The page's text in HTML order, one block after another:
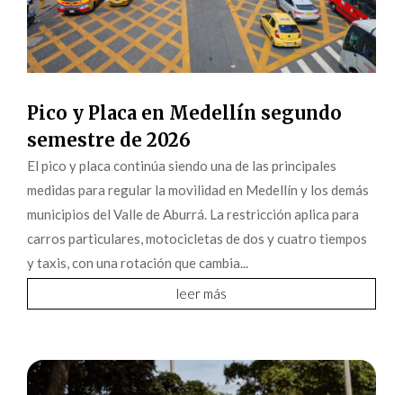
Pico y Placa en Medellín segundo
semestre de 2026
El pico y placa continúa siendo una de las principales
medidas para regular la movilidad en Medellín y los demás
municipios del Valle de Aburrá. La restricción aplica para
carros particulares, motocicletas de dos y cuatro tiempos
y taxis, con una rotación que cambia...
leer más